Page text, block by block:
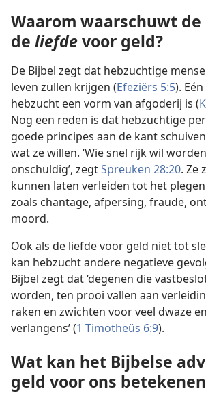
Waarom waarschuwt
de liefdevoor geld?
De Bijbel zegt dat hebzuchtige
leven zullen krijgen (Efeziërs 5:5).
hebzucht een vorm van afgoderij is (
Nog een reden is dat hebzuchtige
goede principes aan de kant
wat ze willen. ‘Wie snel rijk wil
onschuldig’, zegtSpreuken 28:20. Ze
kunnen laten verleiden tot het
zoals chantage, afpersing, fraude,
moord.
Ook als de liefde voor geld niet tot
kan hebzucht andere negatieve
Bijbel zegt dat ‘degenen die
worden, ten prooi vallen aan
raken en zwichten voor veel dwaze
verlangens’ (1 Timotheüs 6:9).
Wat kan het Bijbelse
geld voor ons